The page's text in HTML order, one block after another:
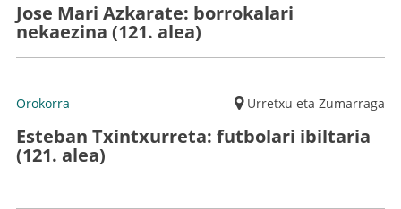
Jose Mari Azkarate: borrokalari
nekaezina (121. alea)
Orokorra Urretxu eta Zumarraga
Esteban Txintxurreta: futbolari ibiltaria
(121. alea)